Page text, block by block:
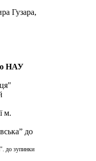
Гузара,
НАУ
м.
до
до зупинки